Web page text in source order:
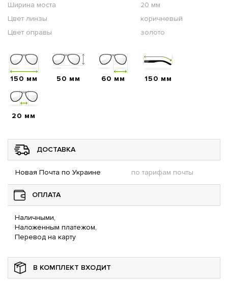
Ширина моста
20 мм
Цвет линзы
коричневый
Цвет оправы
золото
150 мм 50 мм 60 мм 150 мм
20 мм
ДОСТАВКА
Новая Почта по Украине по тарифам почты
ОПЛАТА
Наличными,
Наложенным платежом,
Перевод на карту
В КОМПЛЕКТ ВХОДИТ